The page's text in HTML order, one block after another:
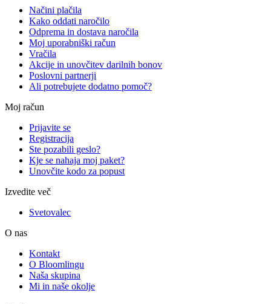
Načini plačila
Kako oddati naročilo
Odprema in dostava naročila
Moj uporabniški račun
Vračila
Akcije in unovčitev darilnih bonov
Poslovni partnerji
Ali potrebujete dodatno pomoč?
Moj račun
Prijavite se
Registracija
Ste pozabili geslo?
Kje se nahaja moj paket?
Unovčite kodo za popust
Izvedite več
Svetovalec
O nas
Kontakt
O Bloomlingu
Naša skupina
Mi in naše okolje